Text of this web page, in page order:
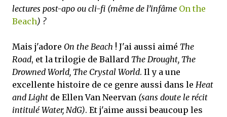
lectures post-apo ou cli-fi (même de l’infâme On the
Beach) ?
Mais j'adore On the Beach ! J'ai aussi aimé The
Road, et la trilogie de Ballard The Drought, The
Drowned World, The Crystal World. Il y a une
excellente histoire de ce genre aussi dans le Heat
and Light de Ellen Van Neervan (sans doute le récit
intitulé Water, NdG). Et j'aime aussi beaucoup les